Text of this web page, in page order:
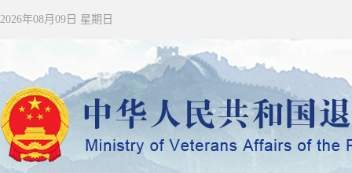
2026年08月09日 星期日